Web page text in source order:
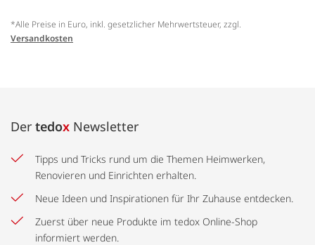
*Alle Preise in Euro, inkl. gesetzlicher Mehrwertsteuer, zzgl.
Versandkosten
Der tedox Newsletter
Tipps und Tricks rund um die Themen Heimwerken,
Renovieren und Einrichten erhalten.
Neue Ideen und Inspirationen für Ihr Zuhause entdecken.
Zuerst über neue Produkte im tedox Online-Shop
informiert werden.